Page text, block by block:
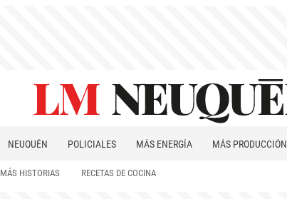
NEUQUÉN POLICIALES MÁS ENERGÍA MÁS PRODUCCIÓN
MÁS HISTORIAS RECETAS DE COCINA